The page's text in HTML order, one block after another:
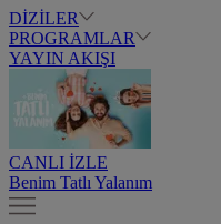
DİZİLER
PROGRAMLAR
YAYIN AKIŞI
CANLI İZLE
Benim Tatlı Yalanım